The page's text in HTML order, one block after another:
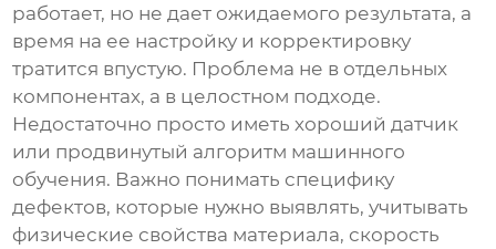
работает, но не дает ожидаемого результата, а
время на ее настройку и корректировку
тратится впустую. Проблема не в отдельных
компонентах, а в целостном подходе.
Недостаточно просто иметь хороший датчик
или продвинутый алгоритм машинного
обучения. Важно понимать специфику
дефектов, которые нужно выявлять, учитывать
физические свойства материала, скорость